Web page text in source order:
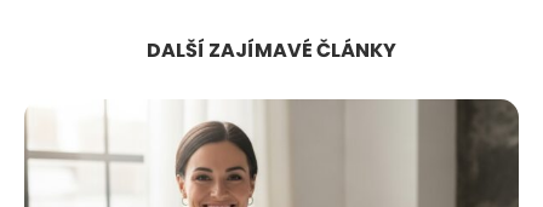
DALŠÍ ZAJÍMAVÉ ČLÁNKY